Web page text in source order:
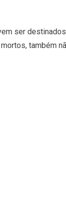
ser
também